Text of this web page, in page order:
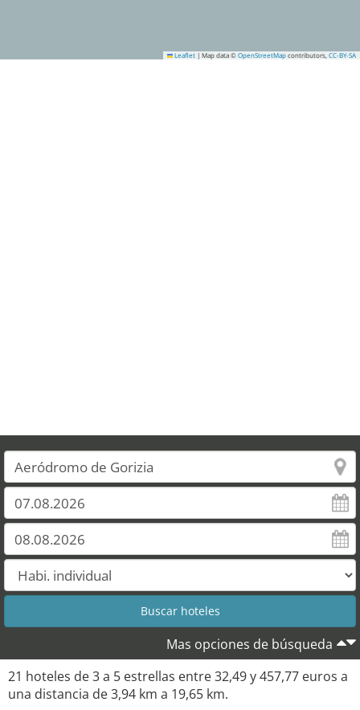
Leaflet | Map data © OpenStreetMap contributors, CC-BY-SA
Mas opciones de búsqueda
21 hoteles de 3 a 5 estrellas entre 32,49 y 457,77 euros a
una distancia de 3,94 km a 19,65 km.